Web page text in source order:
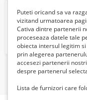
Puteti oricand sa va
vizitand urmatoarea
Cativa dintre partenerii
proceseaza datele tale
obiecta intersul legitim
prin alegerea
accesezi partenerii
despre partenerul
Lista de furnizori care